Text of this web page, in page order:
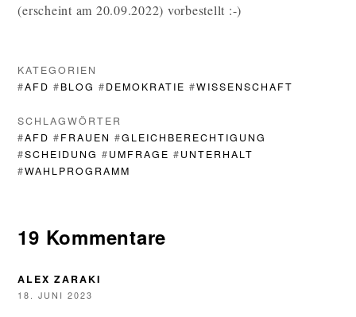
(erscheint am 20.09.2022) vorbestellt :-)
KATEGORIEN
#AFD #BLOG #DEMOKRATIE #WISSENSCHAFT
SCHLAGWÖRTER
#AFD #FRAUEN #GLEICHBERECHTIGUNG
#SCHEIDUNG #UMFRAGE #UNTERHALT
#WAHLPROGRAMM
19 Kommentare
ALEX ZARAKI
18. JUNI 2023